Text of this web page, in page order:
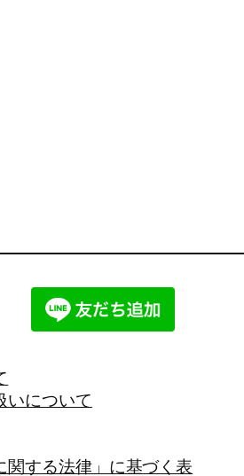
いについて
関する法律」に基づく表